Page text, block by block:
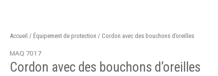
Accueil / Équipement de protection / Cordon avec des bouchons d’oreilles
MAQ 7017
Cordon avec des bouchons d’oreilles